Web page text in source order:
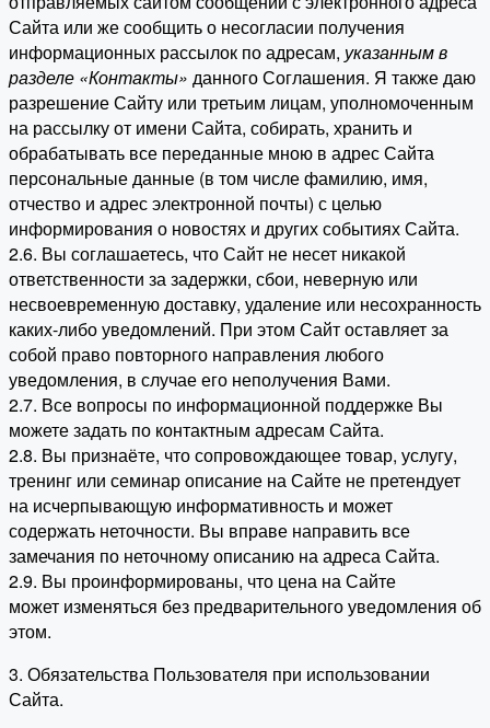
Сайта или же сообщить о несогласии получения
информационных рассылок по адресам, указанным в
разделе «Контакты» данного Соглашения. Я также даю
разрешение Сайту или третьим лицам, уполномоченным
на рассылку от имени Сайта, собирать, хранить и
обрабатывать все переданные мною в адрес Сайта
персональные данные (в том числе фамилию, имя,
отчество и адрес электронной почты) с целью
информирования о новостях и других событиях Сайта.
2.6. Вы соглашаетесь, что Сайт не несет никакой
ответственности за задержки, сбои, неверную или
несвоевременную доставку, удаление или несохранность
каких-либо уведомлений. При этом Сайт оставляет за
собой право повторного направления любого
уведомления, в случае его неполучения Вами.
2.7. Все вопросы по информационной поддержке Вы
можете задать по контактным адресам Сайта.
2.8. Вы признаёте, что сопровождающее товар, услугу,
тренинг или семинар описание на Сайте не претендует
на исчерпывающую информативность и может
содержать неточности. Вы вправе направить все
замечания по неточному описанию на адреса Сайта.
2.9. Вы проинформированы, что цена на Сайте
может изменяться без предварительного уведомления об
этом.
3. Обязательства Пользователя при использовании
Сайта.